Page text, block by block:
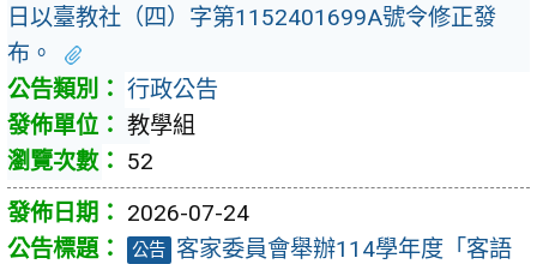
日以臺教社（四）字第1152401699A號令修正發
布。
行政公告
教學組
52
2026-07-24
公告 客家委員會舉辦114學年度「客語